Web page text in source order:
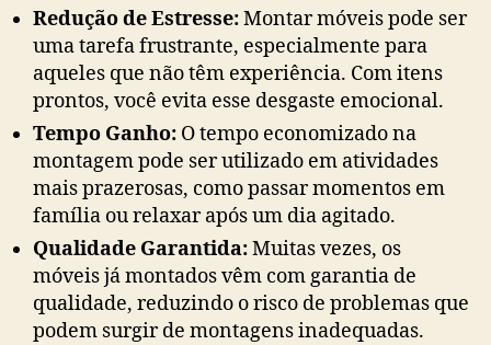
Redução de Estresse:Montar móveis pode ser
uma tarefa frustrante, especialmente para
aqueles que não têm experiência. Com itens
prontos, você evita esse desgaste emocional.
Tempo Ganho: O tempo economizado na
montagem pode ser utilizado em atividades
mais prazerosas, como passar momentos em
família ou relaxar após um dia agitado.
Qualidade Garantida:Muitas vezes, os
móveis já montados vêm com garantia de
qualidade, reduzindo o risco de problemas que
podem surgir de montagens inadequadas.